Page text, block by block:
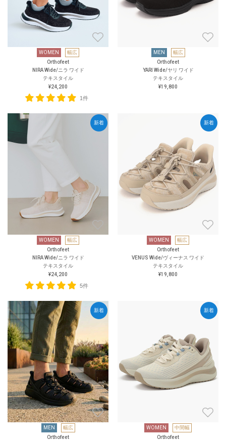
WOMEN
幅広
Orthofeet
NIRA Wide/ニラ ワイド
テキスタイル
¥24,200
1件
MEN
幅広
Orthofeet
YARI Wide/ヤリ ワイド
テキスタイル
¥19,800
新着
WOMEN
幅広
Orthofeet
NIRA Wide/ニラ ワイド
テキスタイル
¥24,200
5件
新着
WOMEN
幅広
Orthofeet
VENUS Wide/ヴィーナス ワイド
テキスタイル
¥19,800
新着
MEN
幅広
Orthofeet
新着
WOMEN
中間幅
Orthofeet